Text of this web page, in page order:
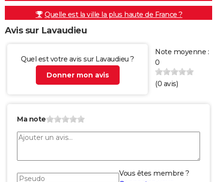
Quelle est la ville la plus haute de France ?
Avis sur Lavaudieu
Quel est votre avis sur Lavaudieu ?
Donner mon avis
Note moyenne :
0
(0 avis)
Ma note
Vous êtes membre ?